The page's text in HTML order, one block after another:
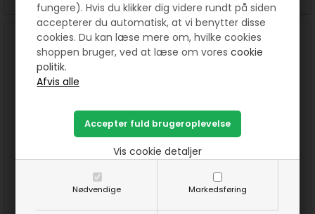
fungere). Hvis du klikker dig videre rundt på siden
accepterer du automatisk, at vi benytter disse
cookies. Du kan læse mere om, hvilke cookies
shoppen bruger, ved at læse om vorescookie
politik.
Nødvendige Markedsføring
Vis cookie detaljer
Rive vlies til applikation og
32,00 DKK pr. meter
Sunflower Stars vægtæppe
60,00DKK